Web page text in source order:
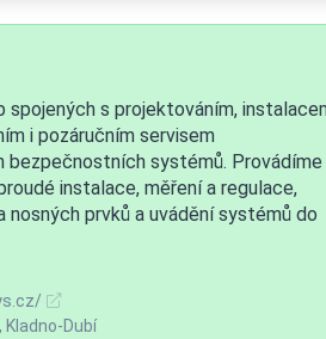
spojených s projektováním,
i pozáručním servisem
systémů. Provádíme
instalace, měření a regulace,
nosných prvků a uvádění systémů do
Dubí